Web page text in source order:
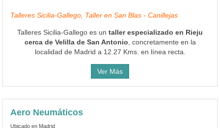
Talleres Sicilia-Gallego, Taller en San Blas - Canillejas
Talleres Sicilia-Gallego es un taller especializado en Rieju
cerca de Velilla de San Antonio , concretamente en la
localidad de Madrid a 12.27 Kms. en línea recta.
Ver Más
Aero Neumáticos
Ubicado en Madrid